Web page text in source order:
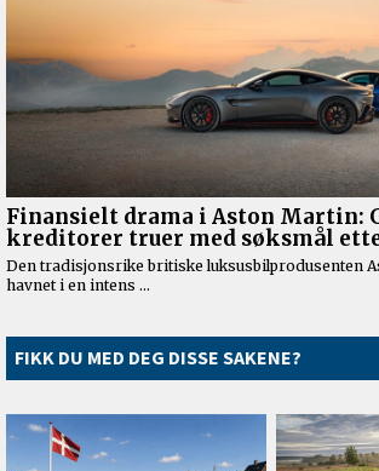
FIKK DU MED DEG DISSE SAKENE?